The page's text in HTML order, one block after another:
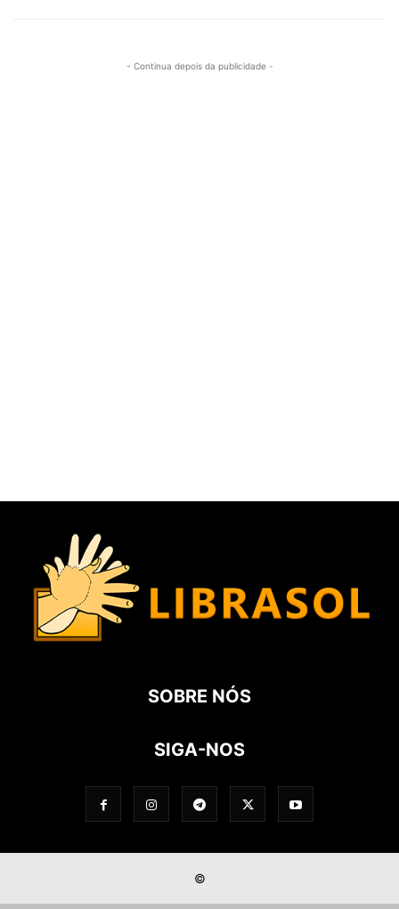
- Continua depois da publicidade -
SOBRE NÓS
SIGA-NOS
©